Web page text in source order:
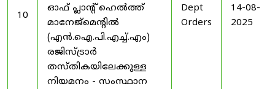
10
ഓഫ് പ്ലാന്റ് ഹെൽത്ത്
മാനേജ്‌മെന്റിൽ
(എൻ.ഐ.പി.എച്ച്.എം)
രജിസ്ട്രാർ
തസ്തികയിലേക്കുള്ള
നിയമനം - സംസ്ഥാന
Dept
Orders
14-08-
2025